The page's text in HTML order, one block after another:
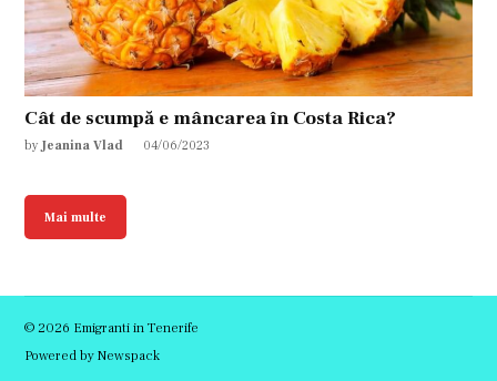
Cât de scumpă e mâncarea în Costa Rica?
by Jeanina Vlad 04/06/2023
Mai multe
© 2026 Emigranti in Tenerife
Powered by Newspack